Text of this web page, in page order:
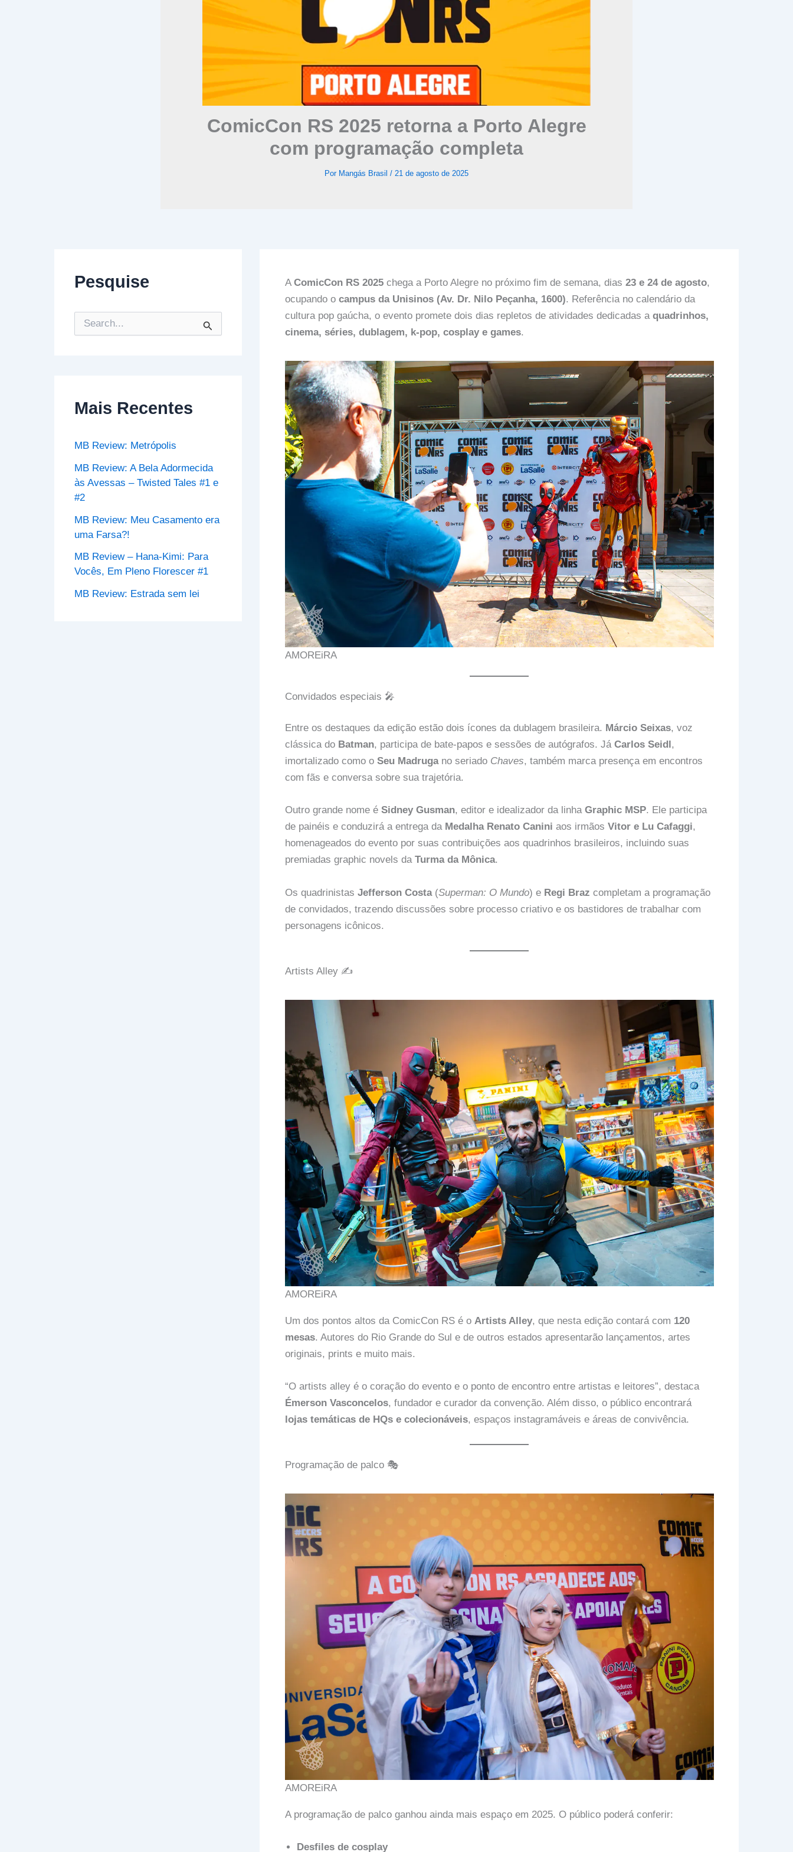
ComicCon RS 2025 retorna a Porto Alegre
com programação completa
Por Mangás Brasil / 21 de agosto de 2025
Pesquise
e
a
o
:
Mais Recentes
MB Review: Metrópolis
MB Review: A Bela Adormecida
às Avessas – Twisted Tales #1 e
#2
MB Review: Meu Casamento era
uma Farsa?!
MB Review – Hana-Kimi: Para
Vocês, Em Pleno Florescer #1
MB Review: Estrada sem lei
A ComicCon RS 2025chega a Porto Alegre no próximo fim de semana, dias 23 e 24 de agosto,
ocupando o campus da Unisinos (Av. Dr. Nilo Peçanha, 1600). Referência no calendário da
cultura pop gaúcha, o evento promete dois dias repletos de atividades dedicadas a quadrinhos,
cinema, séries, dublagem, k-pop, cosplay e games.
AMOREiRA
Convidados especiais 🎤
Entre os destaques da edição estão dois ícones da dublagem brasileira. Márcio Seixas, voz
clássica do Batman, participa de bate-papos e sessões de autógrafos. Já Carlos Seidl ,
imortalizado como o Seu Madrugano seriado Chaves, também marca presença em encontros
com fãs e conversa sobre sua trajetória.
Outro grande nome é Sidney Gusman, editor e idealizador da linha Graphic MSP. Ele participa
de painéis e conduzirá a entrega da Medalha Renato Canini aos irmãos Vitor e Lu Cafaggi,
homenageados do evento por suas contribuições aos quadrinhos brasileiros, incluindo suas
premiadas graphic novels da Turma da Mônica.
Os quadrinistas Jefferson Costa(Superman: O Mundo) e Regi Braz completam a programação
de convidados, trazendo discussões sobre processo criativo e os bastidores de trabalhar com
personagens icônicos.
Artists Alley ✍️
AMOREiRA
Um dos pontos altos da ComicCon RS é o Artists Alley, que nesta edição contará com 120
mesas. Autores do Rio Grande do Sul e de outros estados apresentarão lançamentos, artes
originais, prints e muito mais.
“O artists alley é o coração do evento e o ponto de encontro entre artistas e leitores”, destaca
Émerson Vasconcelos, fundador e curador da convenção. Além disso, o público encontrará
lojas temáticas de HQs e colecionáveis, espaços instagramáveis e áreas de convivência.
Programação de palco 🎭
AMOREiRA
A programação de palco ganhou ainda mais espaço em 2025. O público poderá conferir:
Desfiles de cosplay